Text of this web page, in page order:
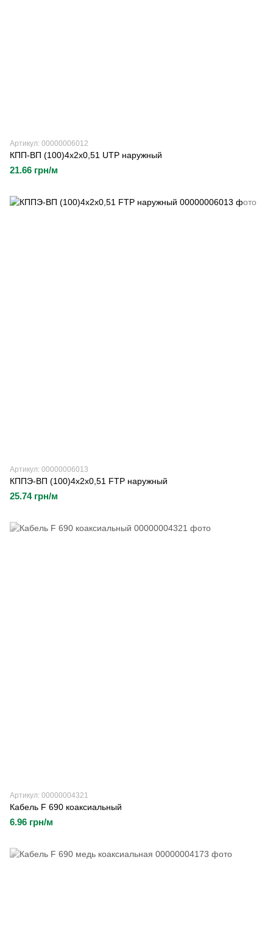
Артикул: 00000006012
КПП-ВП (100)4х2х0,51 UTP наружный
21.66 грн/м
Артикул: 00000006013
КППЭ-ВП (100)4х2х0,51 FTP наружный
25.74 грн/м
Артикул: 00000004321
Кабель F 690 коаксиальный
6.96 грн/м